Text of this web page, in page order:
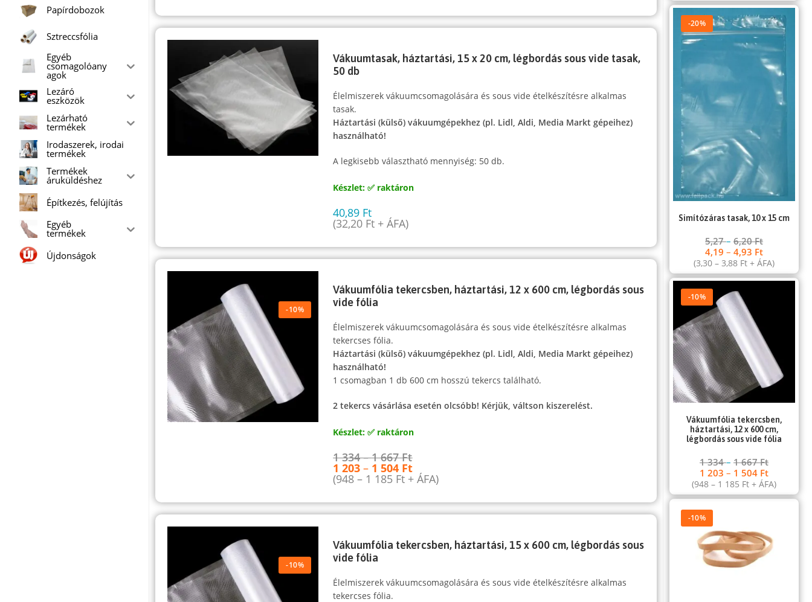
Vákuumtasak, háztartási, 15 x 20 cm, légbordás sous vide tasak,
50 db
Élelmiszerek vákuumcsomagolására és sous vide ételkészítésre alkalmas
tasak.
Háztartási (külső) vákuumgépekhez (pl. Lidl, Aldi, Media Markt gépeihez)
használható!
A legkisebb választható mennyiség: 50 db.
Készlet: ✅ raktáron
40,89 Ft
(32,20 Ft + ÁFA)
-10%
Vákuumfólia tekercsben, háztartási, 12 x 600 cm, légbordás sous
vide fólia
Élelmiszerek vákuumcsomagolására és sous vide ételkészítésre alkalmas
tekercses fólia.
Háztartási (külső) vákuumgépekhez (pl. Lidl, Aldi, Media Markt gépeihez)
használható!
1 csomagban 1 db 600 cm hosszú tekercs található.
2 tekercs vásárlása esetén olcsóbb! Kérjük, váltson kiszerelést.
Készlet: ✅ raktáron
1 334–1 667Ft
1 203– 1 504 Ft
(948– 1 185 Ft + ÁFA)
-10%
Vákuumfólia tekercsben, háztartási, 15 x 600 cm, légbordás sous
vide fólia
Élelmiszerek vákuumcsomagolására és sous vide ételkészítésre alkalmas
tekercses fólia.
Papírdobozok
Sztreccsfólia
Egyéb
csomagolóany
agok
Lezáró
eszközök
Lezárható
termékek
Irodaszerek, irodai
termékek
Termékek
áruküldéshez
Építkezés, felújítás
Egyéb
termékek
Újdonságok
-20%
Simítózáras tasak, 10 x 15 cm
5,27–6,20Ft
4,19–4,93 Ft
(3,30–3,88 Ft + ÁFA)
-10%
Vákuumfólia tekercsben,
háztartási, 12 x 600 cm,
légbordás sous vide fólia
1 334–1 667Ft
1 203– 1 504 Ft
(948– 1 185 Ft + ÁFA)
-10%